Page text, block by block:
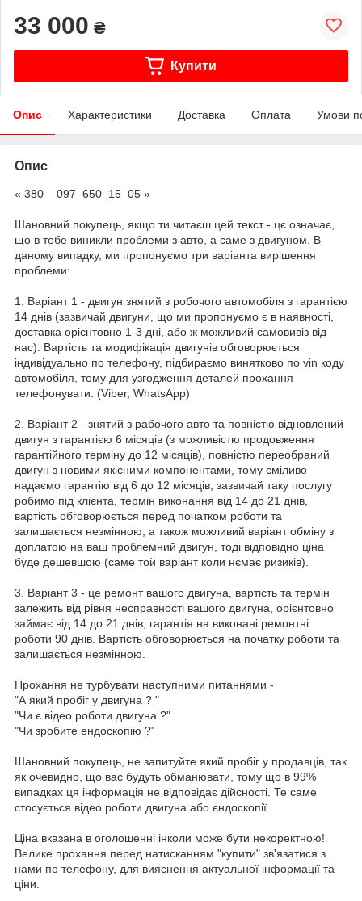
33 000 ₴
Купити
Опис Характеристики Доставка Оплата Умови
Опис
« 380 097 650 15 05 »
Шановний покупець, якщо ти читаєш цей текст - цє означає,
що в тебе виникли проблеми з авто, а саме з двигуном. В
даному випадку, ми пропонуємо три варіанта вирішення
проблеми:
1. Варіант 1 - двигун знятий з робочого автомобіля з гарантією
14 днів (зазвичай двигуни, що ми пропонуємо є в наявності,
доставка орієнтовно 1-3 дні, або ж можливий самовивіз від
нас). Вартість та модифікація двигунів обговорюється
індивідуально по телефону, підбираємо винятково по vin коду
автомобіля, тому для узгодження деталей прохання
телефонувати. (Viber, WhatsApp)
2. Варіант 2 - знятий з рабочого авто та повністю відновлений
двигун з гарантією 6 місяців (з можливістю продовження
гарантійного терміну до 12 місяців), повністю переобраний
двигун з новими якісними компонентами, тому сміливо
надаємо гарантію від 6 до 12 місяців, зазвичай таку послугу
робимо під клієнта, термін виконання від 14 до 21 днів,
вартість обговорюється перед початком роботи та
залишається незмінною, а також можливий варіант обміну з
доплатою на ваш проблемний двигун, тоді відповідно ціна
буде дешевшою (саме той варіант коли нємає ризиків).
3. Варіант 3 - це ремонт вашого двигуна, вартість та термін
залежить від рівня несправності вашого двигуна, орієнтовно
займає від 14 до 21 днів, гарантія на виконані ремонтні
роботи 90 днів. Вартість обговорюється на початку роботи та
залишається незмінною.
Прохання не турбувати наступними питаннями -
"А який пробіг у двигуна ? "
"Чи є відео роботи двигуна ?"
"Чи зробите ендоскопію ?"
Шановний покупець, не запитуйте який пробіг у продавців, так
як очевидно, що вас будуть обманювати, тому що в 99%
випадках ця інформація не відповідає дійсності. Те саме
стосується відео роботи двигуна або єндоскопії.
Ціна вказана в оголошенні інколи може бути некоректною!
Велике прохання перед натисканням "купити" зв'язатися з
нами по телефону, для вияснення актуальної інформації та
ціни.